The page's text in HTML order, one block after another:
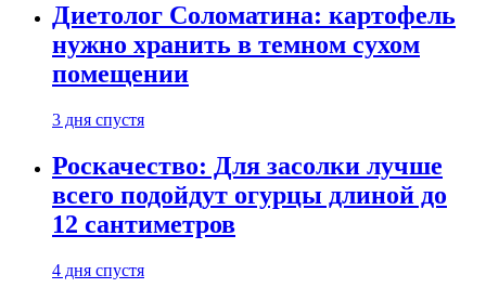
Диетолог Соломатина: картофель
нужно хранить в темном сухом
помещении
3 дня спустя
Роскачество: Для засолки лучше
всего подойдут огурцы длиной до
12 сантиметров
4 дня спустя